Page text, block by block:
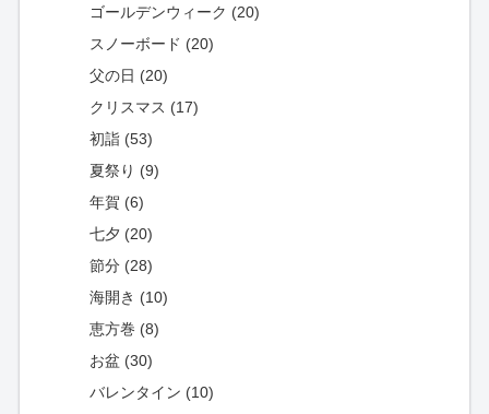
ゴールデンウィーク (20)
スノーボード (20)
父の日 (20)
クリスマス (17)
初詣 (53)
夏祭り (9)
年賀 (6)
七夕 (20)
節分 (28)
海開き (10)
恵方巻 (8)
お盆 (30)
バレンタイン (10)